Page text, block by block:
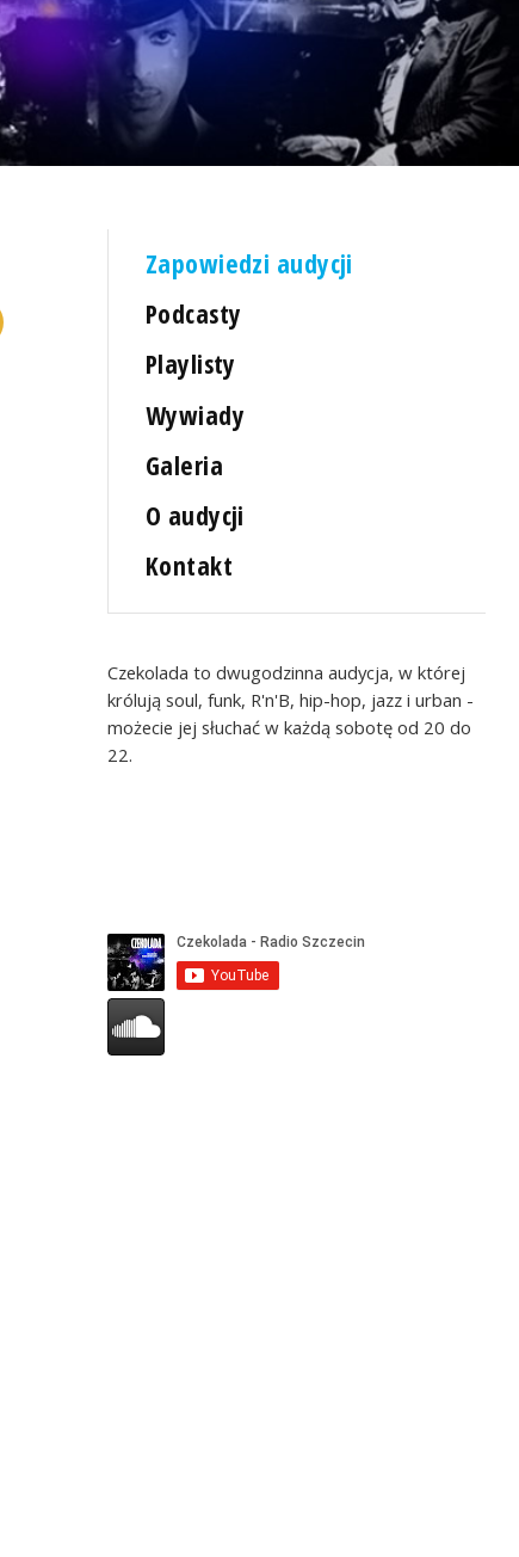
Zapowiedzi audycji
Podcasty
Playlisty
Wywiady
Galeria
O audycji
Kontakt
Czekolada to dwugodzinna audycja, w której
królują soul, funk, R'n'B, hip-hop, jazz i urban -
możecie jej słuchać w każdą sobotę od 20 do
22.